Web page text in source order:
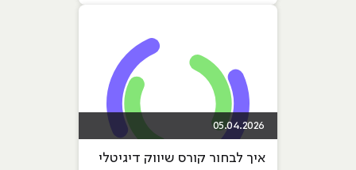
05.04.2026
איך לבחור קורס שיווק דיגיטלי